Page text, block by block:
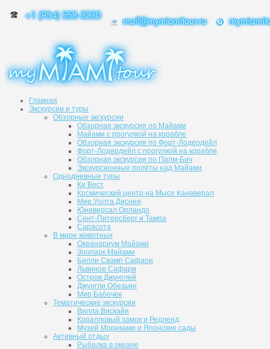
Главная
Экскурсии и туры
Обзорные экскурсии
Обзорная экскурсия по Майами
Майами с прогулкой на корабле
Обзорная экскурсия по Форт-Лодердейл
Форт-Лодердейл с прогулкой на корабле
Обзорная экскурсия по Палм-Бич
Экскурсионные полёты над Майами
Однодневные туры
Ки Вест
Космический центр на Мысе Канаверал
Мир Уолта Диснея
Юниверсал Орландо
Сент-Питерсберг и Тампа
Сарасота
В мире животных
Океанариум Майами
Зоопарк Майами
Билли Свамп Сафари
Львиное Сафари
Остров Джунглей
Джунгли Обезьян
Мир Бабочек
Тематические экскурсии
Вилла Вискайя
Коралловый замок и Редленд
Музей Мориками и Японские сады
Активный отдых
Рыбалка в океане